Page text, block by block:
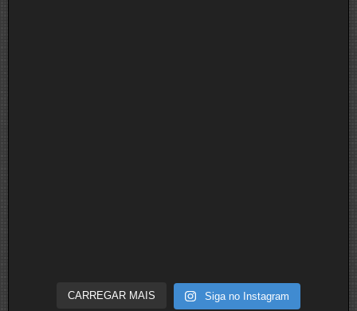
CARREGAR MAIS Siga no Instagram